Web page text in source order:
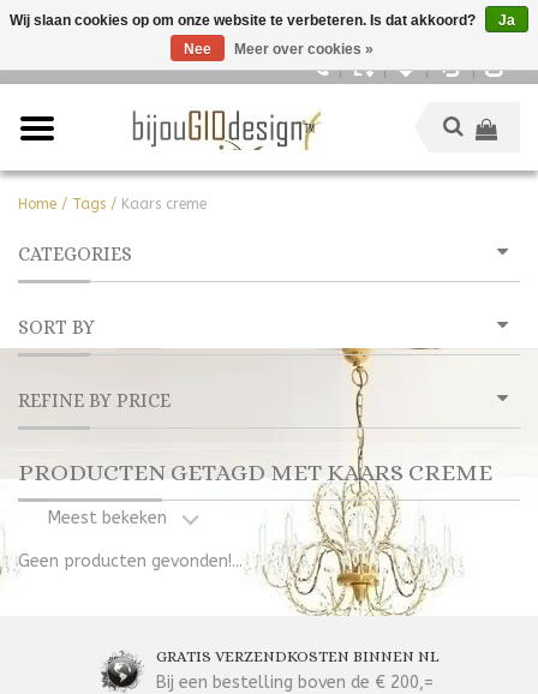
Home / Tags / Kaars creme
CATEGORIES
SORT BY
REFINE BY PRICE
PRODUCTEN GETAGD MET KAARS CREME
Meest bekeken
Geen producten gevonden!...
GRATIS VERZENDKOSTEN BINNEN NL
Bij een bestelling boven de € 200,=
Wij slaan cookies op om onze website te verbeteren. Is dat akkoord?
Ja
Nee
Meer over cookies »